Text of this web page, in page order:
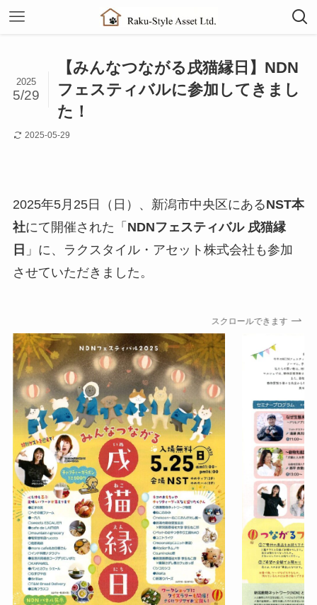
【みんなつながる戌猫縁日】NDN
フェスティバルに参加してきまし
た！
2025
5/29
2025-05-29
2025年5月25日（日）、新潟市中央区にあるNST本
社にて開催された「 NDNフェスティバル 戌猫縁
日 」に、ラクスタイル・アセット株式会社も参加
させていただきました。
スクロールできます